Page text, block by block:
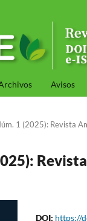
Avisos
1 (2025): Revista
DOI: https://